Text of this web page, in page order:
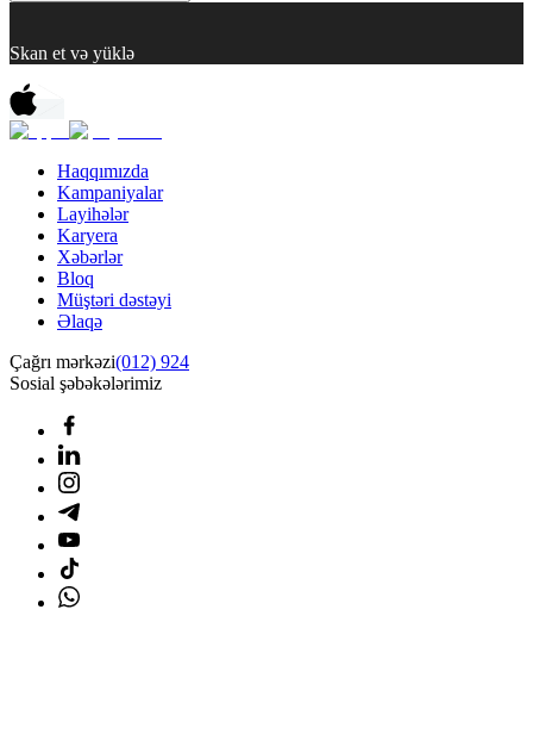
Skan et və yüklə
Haqqımızda
Kampaniyalar
Layihələr
Karyera
Xəbərlər
Bloq
Müştəri dəstəyi
Əlaqə
Çağrı mərkəzi(012) 924
Sosial şəbəkələrimiz